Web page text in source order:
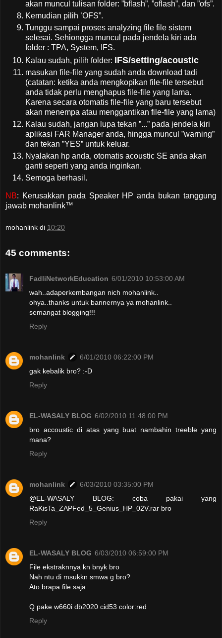
akan muncul tulisan folder: ”bflash”, ”oflash”, dan ”ofs”.
Kemudian pilih ’OFS”.
Tunggu sampai proses analyzing file file sistem
selesai. Sehiongga muncul pada jendela kiri ada
folder : TPA, System, IFS.
Kalau sudah, pilih folder: IFS/setting/acoustic
masukan file-file yang sudah anda download tadi
(catatan: ketika anda mengkopikan file-file tersebut
anda tidak perlu menghapus file-file yang lama.
Karena secara otomatis file-file yang baru tersebut
akan menempa atau menggantikan file-file yang lama)
Kalau sudah, jangan lupa tekan ”...” pada jendela kiri
aplikasi FAR Manager anda, hingga muncul ”warning”
dan tekan ”YES” untuk keluar.
Nyalakan hp anda, otomatis acoustic SE anda akan
ganti seperti yang anda inginkan.
Semoga berhasil.
NB: Kerusakkan pada Speaker HP anda bukan tanggung
jawab mohanlink™
mohanlink di 10:20
45 comments:
FadliNetworkEducation 6/01/2010 10:53:00 AM
wah..adaperkembangan nich mohanlink..
ohya..thanks untuk bannernya ya mohanlink..
semangat blogging!!!
Reply
mohanlink
6/01/2010 06:22:00 PM
gak kebalik bro? :-D
Reply
EL-WASALY BLOG 6/02/2010 11:48:00 PM
bro accoustic di atas yang buat nambahin treeble yang
mana?
Reply
mohanlink
6/03/2010 03:35:00 PM
@EL-WASALY BLOG: coba pakai yang
RaKisTa_ZAPFed_5_Genius_HP_02V.rar bro
Reply
EL-WASALY BLOG 6/03/2010 06:59:00 PM
File ekstraknnya kn bnyk bro
Nah ntu di msukkn smwa g bro?
Ato brapa file saja
Q pake w660i db2020 cid53 color:red
Reply